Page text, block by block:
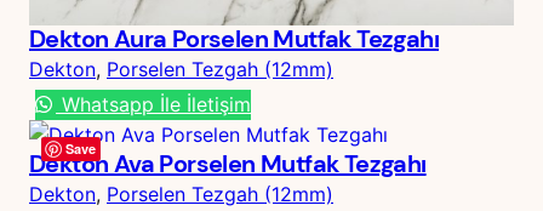
Dekton Aura Porselen Mutfak Tezgahı
Dekton, Porselen Tezgah (12mm)
Whatsapp İle İletişim
Save
Dekton Ava Porselen Mutfak Tezgahı
Dekton, Porselen Tezgah (12mm)